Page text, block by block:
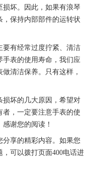
坏。因此，如果有浪琴
保持内部部件的运转状
有经常过度拧紧、清洁
手表的使用寿命，我们应
清洁保养。只有这样，
坏的几大原因，希望对
，一定要注意手表的使
谢您的阅读！
分享的精彩内容。如果您
可以拨打页面400电话进